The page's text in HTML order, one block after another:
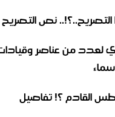
التصريح..؟!.. نص التصريح
لعدد من عناصر